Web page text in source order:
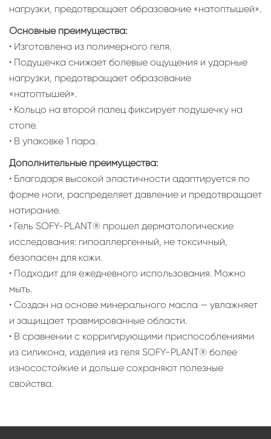
нагрузки, предотвращает образование «натоптышей».
Основные преимущества:
• Изготовлена из полимерного геля.
• Подушечка снижает болевые ощущения и ударные
нагрузки, предотвращает образование
«натоптышей».
• Кольцо на второй палец фиксирует подушечку на
стопе.
• В упаковке 1 пара.
Дополнительные преимущества:
• Благодаря высокой эластичности адаптируется по
форме ноги, распределяет давление и предотвращает
натирание.
• Гель SOFY-PLANT® прошел дерматологические
исследования: гипоаллергенный, не токсичный,
безопасен для кожи.
• Подходит для ежедневного использования. Можно
мыть.
• Создан на основе минерального масла — увлажняет
и защищает травмированные области.
• В сравнении с корригирующими приспособлениями
из силикона, изделия из геля SOFY-PLANT® более
износостойкие и дольше сохраняют полезные
свойства.